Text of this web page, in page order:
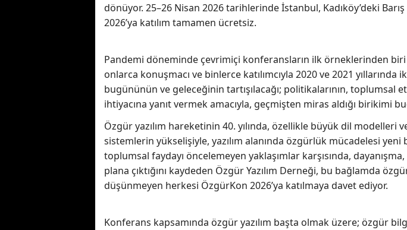
dönüyor. 25–26 Nisan 2026 tarihlerinde İstanbul, Kadıköy’deki
2026’ya katılım tamamen ücretsiz.
Pandemi döneminde çevrimiçi konferansların ilk örneklerinden
onlarca konuşmacı ve binlerce katılımcıyla 2020 ve 2021
bugününün ve geleceğinin tartışılacağı; politikalarının, toplumsal
ihtiyacına yanıt vermek amacıyla, geçmişten miras aldığı birikimi
Özgür yazılım hareketinin 40. yılında, özellikle büyük dil modelleri
sistemlerin yükselişiyle, yazılım alanında özgürlük mücadelesi yeni
toplumsal faydayı öncelemeyen yaklaşımlar karşısında,
plana çıktığını kaydeden Özgür Yazılım Derneği, bu bağlamda
düşünmeyen herkesi ÖzgürKon 2026’ya katılmaya davet ediyor.
Konferans kapsamında özgür yazılım başta olmak üzere; özgür